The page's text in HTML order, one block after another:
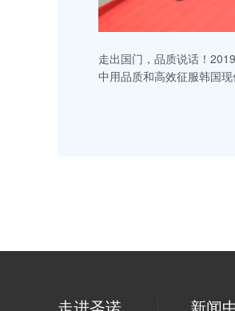
走出国门，品质说话！
中用品质和高效征服韩国